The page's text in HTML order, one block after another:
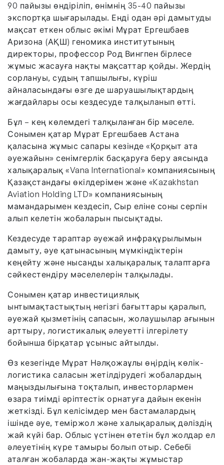
90 пайызы өндіріліп, өнімнің 35-40 пайызы
экспортқа шығарылады. Енді одан әрі дамытуды
мақсат еткен облыс әкімі Мұрат Ергешбаев
Аризона (АҚШ) геномика институтының
директоры, профессор Род Вингпен бірлесе
жұмыс жасауға нақты мақсаттар қойды. Жердің
сорлануы, судың тапшылығы, күріш
айналасындағы өзге де шаруашылықтардың
жағдайлары осы кездесуде талқыланып өтті.
Бұл – кең көлемдегі талқыланған бір мәселе.
Сонымен қатар Мұрат Ергешбаев Астана
қаласына жұмыс сапары кезінде «Қорқыт ата
әуежайын» сенімгерлік басқаруға беру аясында
халықаралық «Vana International» компаниясының
Қазақстандағы өкілдерімен және «Kazakhstan
Aviation Holding LTD» компаниясының
мамандарымен кездесіп, Сыр еліне соны серпін
алып келетін жобаларын пысықтады.
Кездесуде тараптар әуежай инфрақұрылымын
дамыту, әуе қатынасының мүмкіндіктерін
кеңейту және нысанды халықаралық талаптарға
сәйкестендіру мәселелерін талқылады.
Сонымен қатар инвестициялық
ынтымақтастықтың негізгі бағыттары қаралып,
әуежай қызметінің сапасын, жолаушылар ағынын
арттыру, логистикалық әлеуетті ілгерілету
бойынша бірқатар ұсыныс айтылды.
Өз кезегінде Мұрат Нәлқожаұлы өңірдің көлік-
логистика саласын жетілдірудегі жобалардың
маңыздылығына тоқталып, инвесторлармен
өзара тиімді әріптестік орнатуға дайын екенін
жеткізді. Бұл келісімдер мен бастамалардың
ішінде әуе, теміржол және халықаралық дәліздің
жай күйі бар. Облыс үстінен өтетін бұл жолдар ел
әлеуетінің күре тамыры болып отыр. Себебі
аталған жобаларда жан-жақты жұмыстар